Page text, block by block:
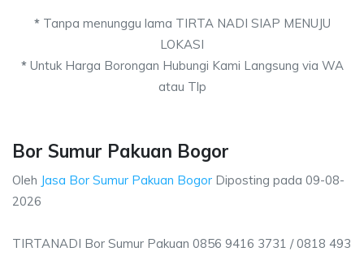
*Tanpa menunggu lama TIRTA NADI SIAP MENUJU
LOKASI
*Untuk Harga Borongan Hubungi Kami Langsung via WA
atau Tlp
Bor Sumur Pakuan Bogor
Oleh Jasa Bor Sumur Pakuan Bogor Diposting pada 09-08-
2026
TIRTANADI Bor Sumur Pakuan 0856 9416 3731 / 0818 493